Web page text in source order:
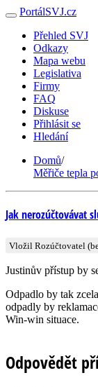
PortálSVJ.cz
Přehled SVJ
Odkazy
Mapa webu
Legislativa
Firmy
FAQ
Diskuse
Přihlásit se
Hledání
Domů/
Měřiče tepla
Jak nerozúčtovávat
Vložil Rozúčtovatel
Justinův přístup by
Odpadlo by tak
odpadly by
Win-win situace.
Odpovědět